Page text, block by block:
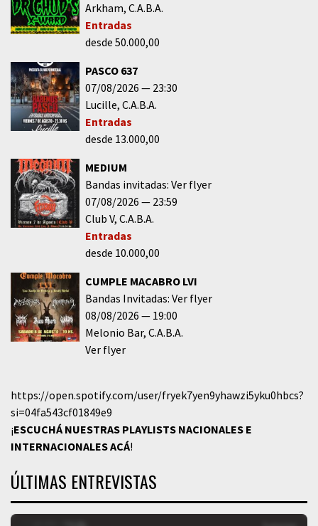
Arkham C.A.B.A.
Entradas
desde 50.000,00
PASCO 637
07/08/2026
23:30
Lucille C.A.B.A.
Entradas
desde 13.000,00
MEDIUM
Bandas invitadas: Ver flyer
07/08/2026
23:59
Club V C.A.B.A.
Entradas
desde 10.000,00
CUMPLE MACABRO LVI
Bandas Invitadas: Ver flyer
08/08/2026
19:00
Melonio Bar C.A.B.A.
Ver flyer
https://open.spotify.com/user/fryek7yen9yhawzi5yku0hbcs?
si=04fa543cf01849e9
¡ESCUCHÁ NUESTRAS PLAYLISTS NACIONALES E
INTERNACIONALESACÁ!
ÚLTIMAS ENTREVISTAS